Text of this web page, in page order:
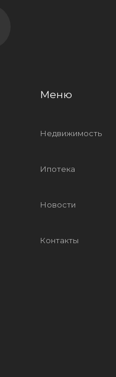
Меню
Недвижимость
Ипотека
Новости
Контакты